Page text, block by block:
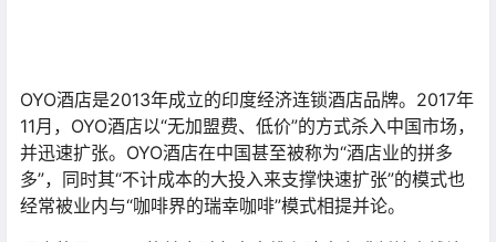
OYO酒店是2013年成立的印度经济连锁酒店品牌。2017年
11月，OYO酒店以“无加盟费、低价”的方式杀入中国市场，
并迅速扩张。OYO酒店在中国甚至被称为“酒店业的拼多
多”，同时其“不计成本的大投入来支撑快速扩张”的模式也
经常被业内与“咖啡界的瑞幸咖啡”模式相提并论。